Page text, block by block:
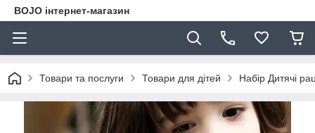
BOJO інтернет-магазин
Товари та послуги Товари для дітей Набір Дитячі